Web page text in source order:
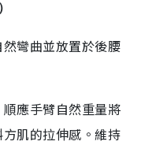
彎曲並放置於後腰
應手臂自然重量將
肌的拉伸感。維持